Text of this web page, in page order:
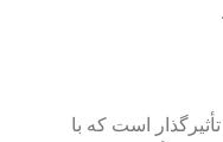
است که با